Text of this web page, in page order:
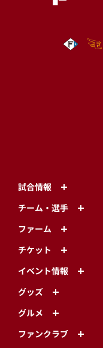
試合情報
チーム・選手
ファーム
チケット
イベント情報
グッズ
グルメ
ファンクラブ